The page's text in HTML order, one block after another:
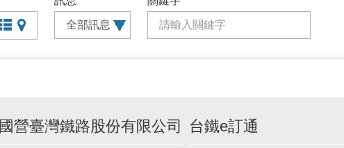
文字站點查詢
圖片站點查詢
國營臺灣鐵路股份有限公司 台鐵e訂通